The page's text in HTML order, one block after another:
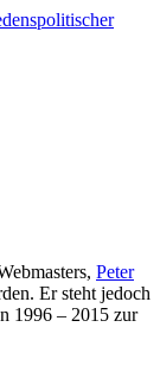
Peter
Er steht jedoch
1996 – 2015 zur